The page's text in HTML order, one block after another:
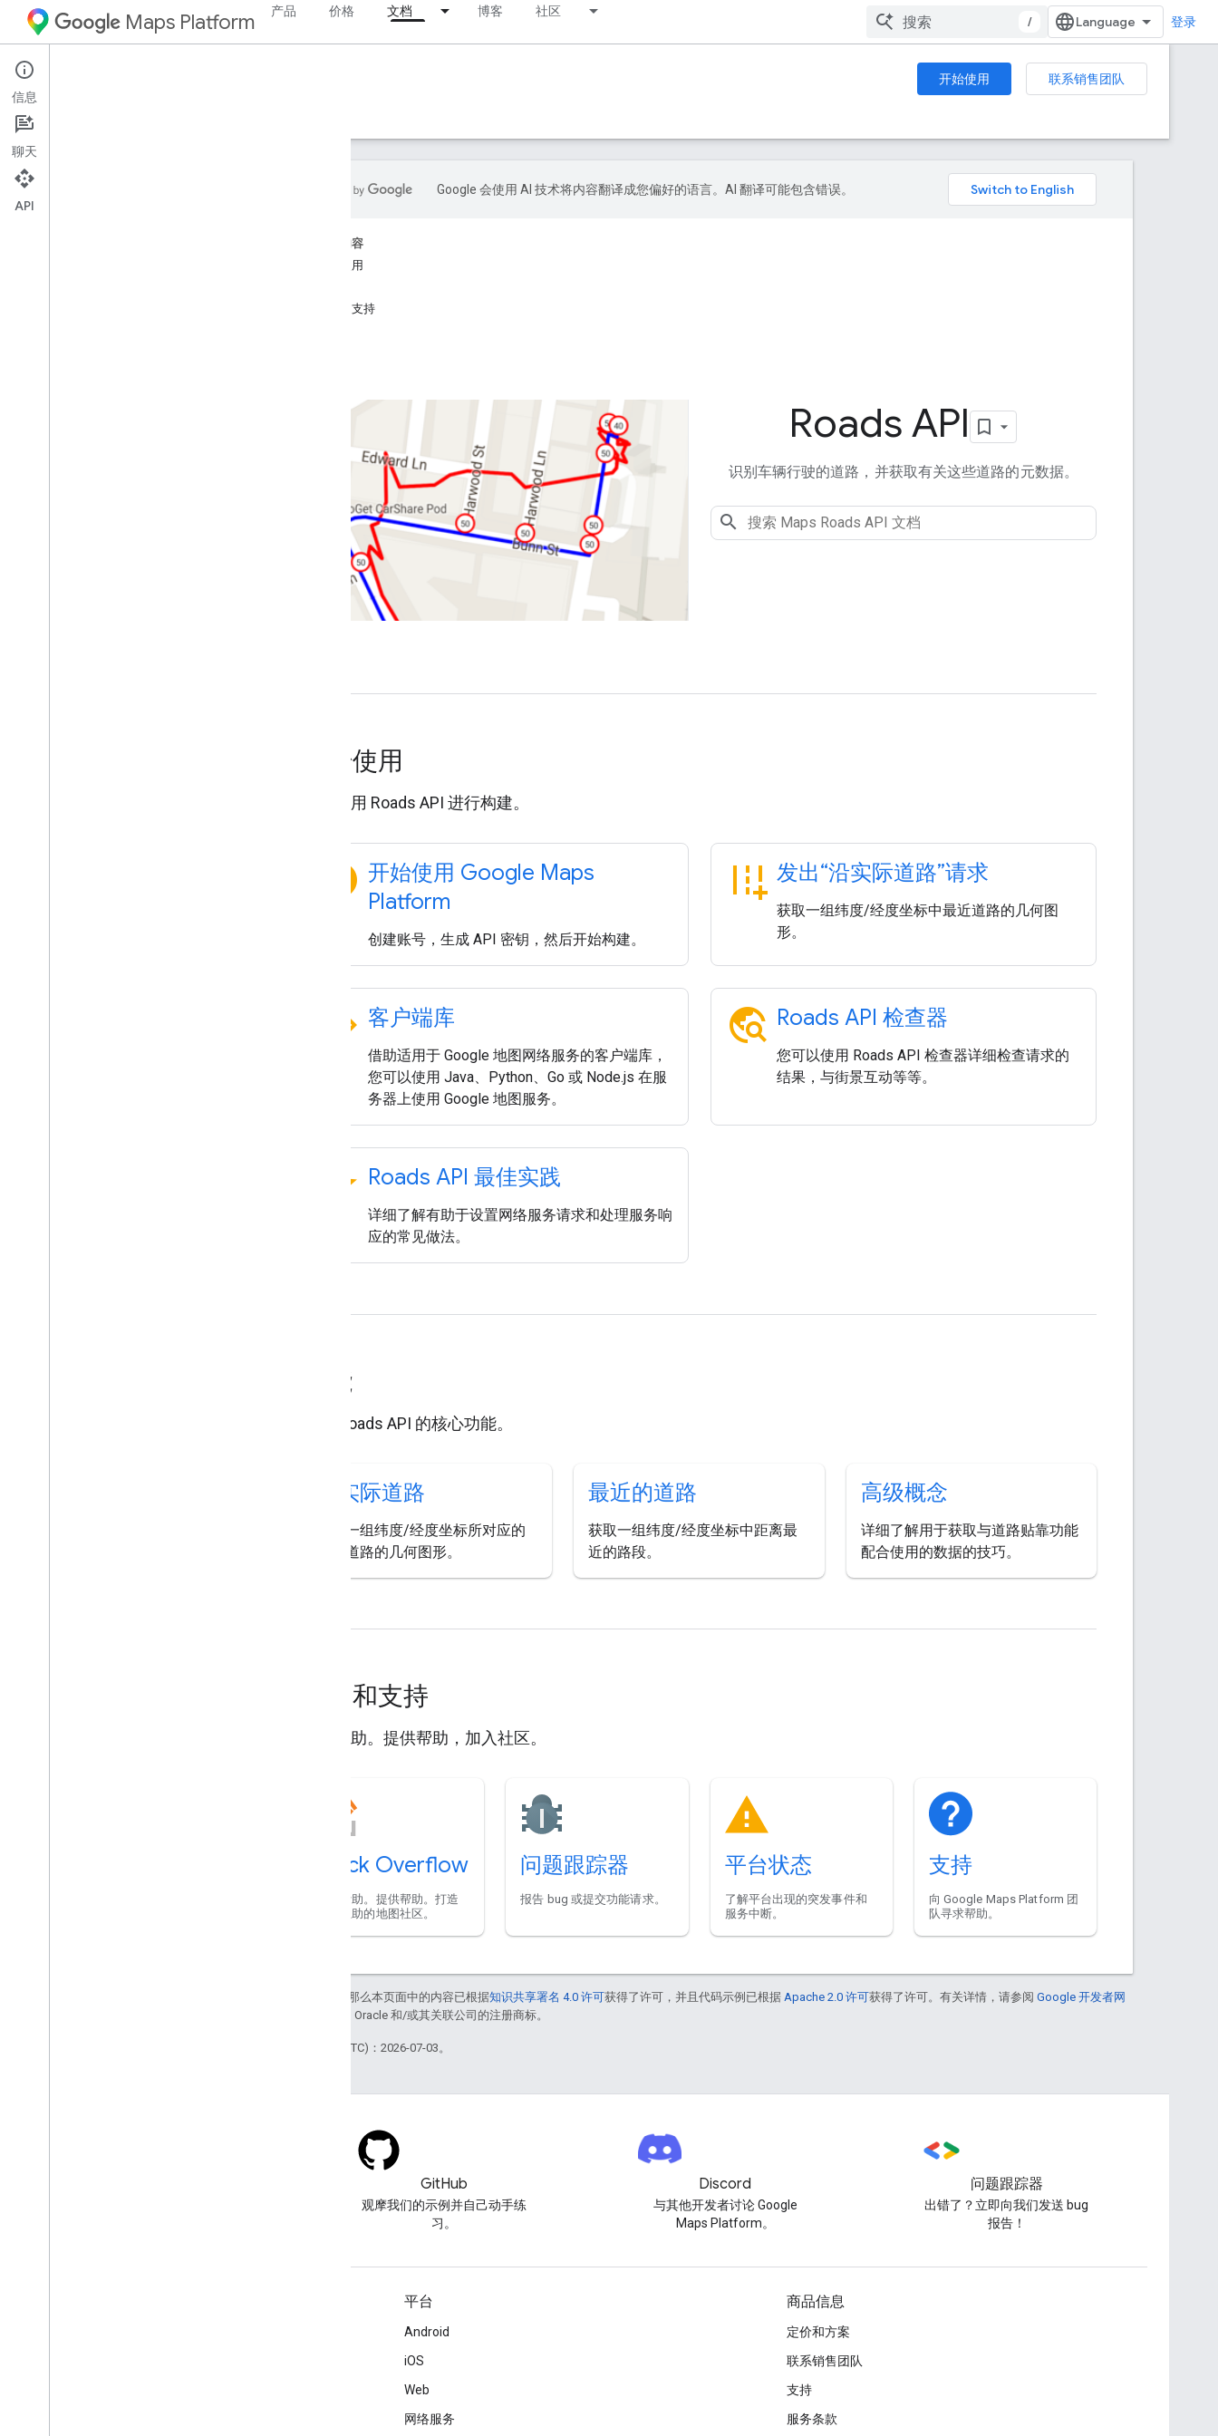
Maps Platform 产品 价格 文档 博客 社区
/ 登录
Web Services 开始使用
联系销售团队
指南
Google 会使用 AI 技术将内容翻译成您偏好的语言。AI 翻译可能包含错误。
本页内容
开始使用
帮助和支持
Roads API
识别车辆行驶的道路，并获取有关这些道路的元数据。
开始使用
开始使用 Roads API 进行构建。
explore 开始使用 Google Maps
Platform
创建账号，生成 API 密钥，然后开始构建。
add_road 发出“沿实际道路”请求
获取一组纬度/经度坐标中最近道路的几何图
形。
code 客户端库
借助适用于 Google 地图网络服务的客户端库，
您可以使用 Java、Python、Go 或 Node.js 在服
务器上使用 Google 地图服务。
travel_explore Roads API 检查器
您可以使用 Roads API 检查器详细检查请求的
结果，与街景互动等等。
star Roads API 最佳实践
详细了解有助于设置网络服务请求和处理服务响
应的常见做法。
功能
了解 Roads API 的核心功能。
沿实际道路
获取一组纬度/经度坐标所对应的
最近道路的几何图形。
最近的道路
获取一组纬度/经度坐标中距离最
近的路段。
高级概念
详细了解用于获取与道路贴靠功能
配合使用的数据的技巧。
帮助和支持
获取帮助。提供帮助，加入社区。
Stack Overflow
获取帮助。提供帮助。打造
互帮互助的地图社区。
问题跟踪器
报告 bug 或提交功能请求。
平台状态
了解平台出现的突发事件和
服务中断。
支持
向 Google Maps Platform 团
队寻求帮助。
如未另行说明，那么本页面中的内容已根据知识共享署名 4.0 许可获得了许可，并且代码示例已根据 Apache 2.0 许可获得了许可。有关详情，请参阅 Google 开发者网
。Java 是 Oracle 和/或其关联公司的注册商标。
最后更新时间 (UTC)：2026-07-03。
GitHub
观摩我们的示例并自己动手练
习。
Discord
与其他开发者讨论 Google
Maps Platform。
问题跟踪器
出错了？立即向我们发送 bug
报告！
平台
Android
iOS
Web
网络服务
商品信息
定价和方案
联系销售团队
支持
服务条款
信息
聊天
API